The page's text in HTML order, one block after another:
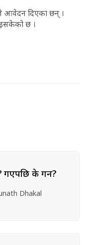
आवेदन दिएका छन् ।
छ ।
गएपछि के गर्ने?
Dhakal